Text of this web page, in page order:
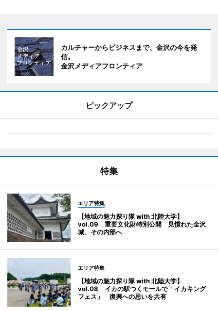
カルチャーからビジネスまで、金沢の今を発
信。
金沢メディアフロンティア
ピックアップ
特集
エリア特集
【地域の魅力探り隊 with 北陸大学】
vol.09 重要文化財特別公開 見慣れた金沢
城、その内部へ
エリア特集
【地域の魅力探り隊 with 北陸大学】
vol.08 イカの駅つくモールで「イカキング
フェス」 復興への思いを共有